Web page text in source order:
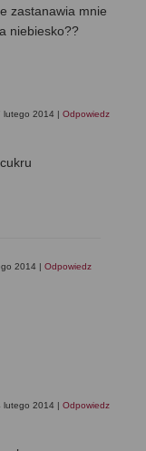
zastanawia mnie
niebiesko??
lutego 2014 Odpowiedz
2014 Odpowiedz
lutego 2014 Odpowiedz